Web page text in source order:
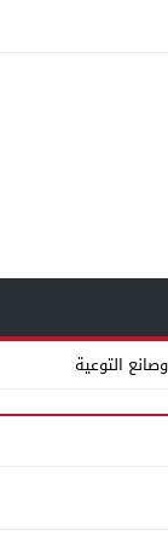
التوعية
بأموال “مستريح